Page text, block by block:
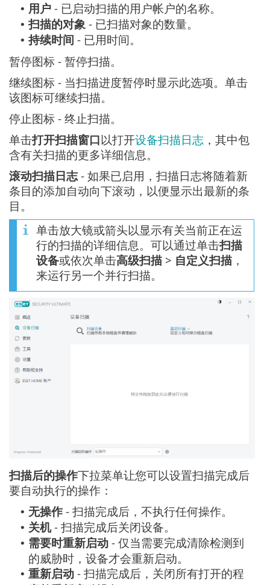
• 用户 - 已启动扫描的用户帐户的名称。
• 扫描的对象 - 已扫描对象的数量。
• 持续时间 - 已用时间。
暂停图标 - 暂停扫描。
继续图标 - 当扫描进度暂停时显示此选项。单击
该图标可继续扫描。
停止图标 - 终止扫描。
单击打开扫描窗口以打开设备扫描日志 ，其中包
含有关扫描的更多详细信息。
滚动扫描日志- 如果已启用，扫描日志将随着新
条目的添加自动向下滚动，以便显示出最新的条
目。
单击放大镜或箭头以显示有关当前正在运
行的扫描的详细信息。可以通过单击扫描
设备或依次单击高级扫描 > 自定义扫描 ，
来运行另一个并行扫描。
扫描后的操作下拉菜单让您可以设置扫描完成后
要自动执行的操作：
• 无操作 - 扫描完成后，不执行任何操作。
• 关机- 扫描完成后关闭设备。
• 需要时重新启动 - 仅当需要完成清除检测到
的威胁时，设备才会重新启动。
• 重新启动 - 扫描完成后，关闭所有打开的程